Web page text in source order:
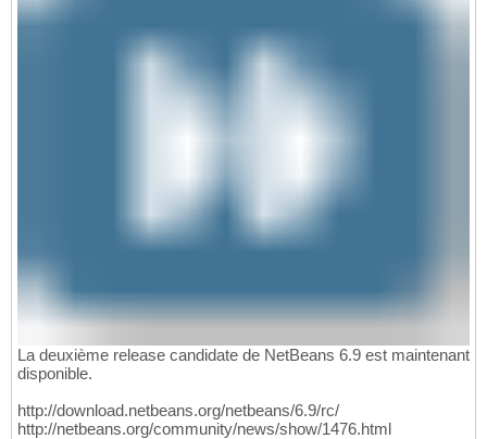
La deuxième release candidate de NetBeans 6.9 est maintenant
disponible.
http://download.netbeans.org/netbeans/6.9/rc/
http://netbeans.org/community/news/show/1476.html